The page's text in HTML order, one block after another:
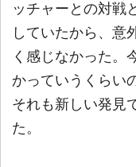
ッチャーとの対戦
していたから、意
く感じなかった。
かっていうくらい
それも新しい発見
た。